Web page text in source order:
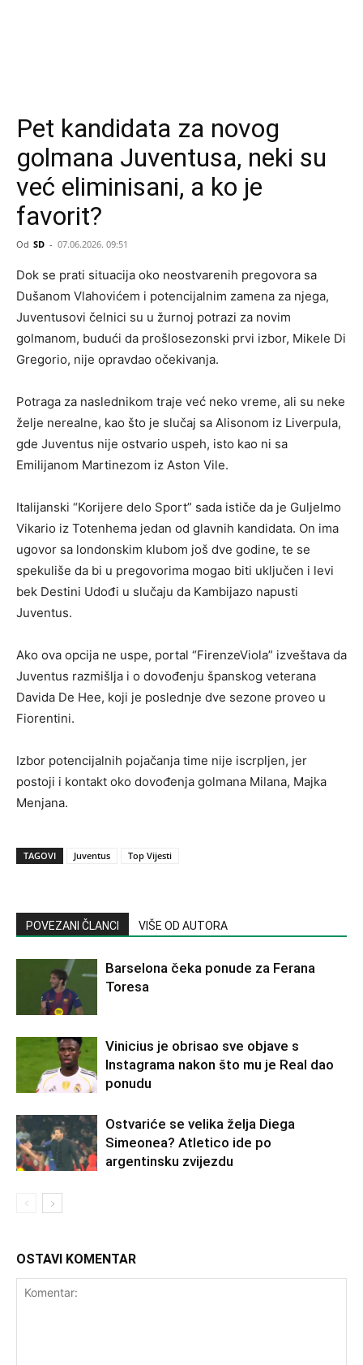
Pet kandidata za novog
golmana Juventusa, neki su
već eliminisani, a ko je
favorit?
Od SD - 07.06.2026. 09:51
Dok se prati situacija oko neostvarenih pregovora sa
Dušanom Vlahovićem i potencijalnim zamena za njega,
Juventusovi čelnici su u žurnoj potrazi za novim
golmanom, budući da prošlosezonski prvi izbor, Mikele Di
Gregorio, nije opravdao očekivanja.
Potraga za naslednikom traje već neko vreme, ali su neke
želje nerealne, kao što je slučaj sa Alisonom iz Liverpula,
gde Juventus nije ostvario uspeh, isto kao ni sa
Emilijanom Martinezom iz Aston Vile.
Italijanski “Korijere delo Sport” sada ističe da je Guljelmo
Vikario iz Totenhema jedan od glavnih kandidata. On ima
ugovor sa londonskim klubom još dve godine, te se
spekuliše da bi u pregovorima mogao biti uključen i levi
bek Destini Udođi u slučaju da Kambijazo napusti
Juventus.
Ako ova opcija ne uspe, portal “FirenzeViola” izveštava da
Juventus razmišlja i o dovođenju španskog veterana
Davida De Hee, koji je poslednje dve sezone proveo u
Fiorentini.
Izbor potencijalnih pojačanja time nije iscrpljen, jer
postoji i kontakt oko dovođenja golmana Milana, Majka
Menjana.
TAGOVI Juventus Top Vijesti
POVEZANI ČLANCI VIŠE OD AUTORA
Barselona čeka ponude za Ferana
Toresa
Vinicius je obrisao sve objave s
Instagrama nakon što mu je Real dao
ponudu
Ostvariće se velika želja Diega
Simeonea? Atletico ide po
argentinsku zvijezdu
OSTAVI KOMENTAR